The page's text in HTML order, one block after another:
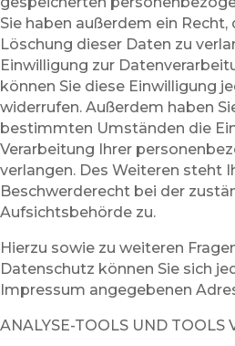
Sie haben außerdem ein
Löschung dieser Daten zu
Einwilligung zur
können Sie diese Einwilligung
widerrufen. Außerdem haben
bestimmten Umständen die
Verarbeitung Ihrer
verlangen. Des Weiteren steht
Beschwerderecht bei der
Aufsichtsbehörde zu.
Hierzu sowie zu weiteren
Datenschutz können Sie sich
Impressum angegebenen
ANALYSE-TOOLS UND TOOLS